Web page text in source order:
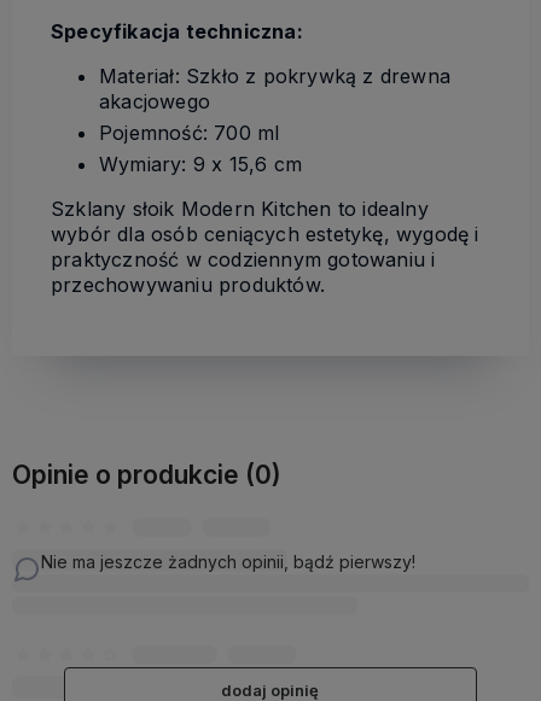
Specyfikacja techniczna:
Materiał: Szkło z pokrywką z drewna
akacjowego
Pojemność: 700 ml
Wymiary: 9 x 15,6 cm
Szklany słoik Modern Kitchen to idealny
wybór dla osób ceniących estetykę, wygodę i
praktyczność w codziennym gotowaniu i
przechowywaniu produktów.
Opinie o produkcie (0)
Nie ma jeszcze żadnych opinii, bądź pierwszy!
dodaj opinię